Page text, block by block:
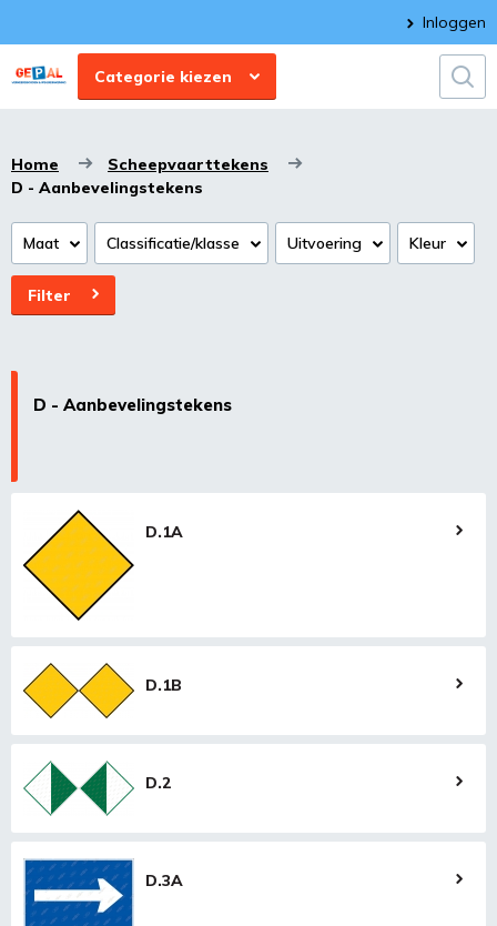
Inloggen
Categorie kiezen
Home
Scheepvaarttekens
D - Aanbevelingstekens
Maat Classificatie/klasse Uitvoering Kleur
Filter
D - Aanbevelingstekens
D.1A
D.1B
D.2
D.3A